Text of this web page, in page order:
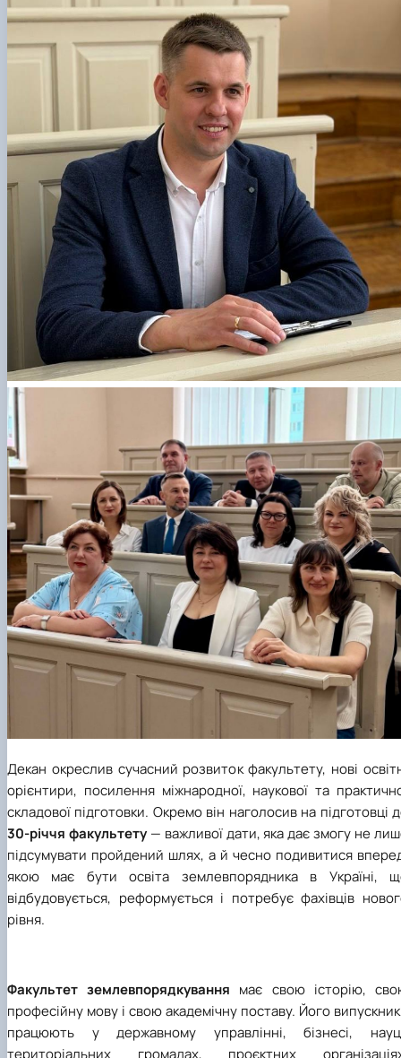
Декан окреслив сучасний розвиток факультету, нові
орієнтири, посилення міжнародної, наукової та
складової підготовки. Окремо він наголосив на підготовці
30-річчя факультету— важливої дати, яка дає змогу не
підсумувати пройдений шлях, а й чесно подивитися
якою має бути освіта землевпорядника в Україні,
відбудовується, реформується і потребує фахівців
рівня.
Факультет землевпорядкування має свою історію,
професійну мову і свою академічну поставу. Його
працюють у державному управлінні, бізнесі,
територіальних громадах, проєктних